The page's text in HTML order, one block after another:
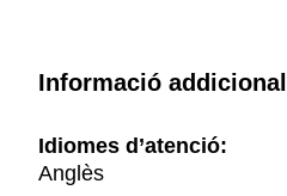
Informació addicional
Idiomes d’atenció:
Anglès